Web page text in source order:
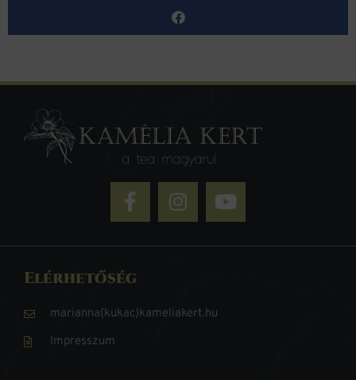
Elérhetőség
marianna(kukac)kameliakert.hu
Impresszum